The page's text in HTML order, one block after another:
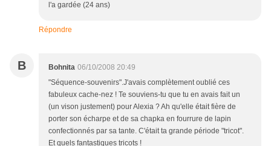
l'a gardée (24 ans)
Répondre
B Bohnita 06/10/2008 20:49
"Séquence-souvenirs".J'avais complètement oublié ces
fabuleux cache-nez ! Te souviens-tu que tu en avais fait un
(un vison justement) pour Alexia ? Ah qu'elle était fière de
porter son écharpe et de sa chapka en fourrure de lapin
confectionnés par sa tante. C'était ta grande période "tricot".
Et quels fantastiques tricots !